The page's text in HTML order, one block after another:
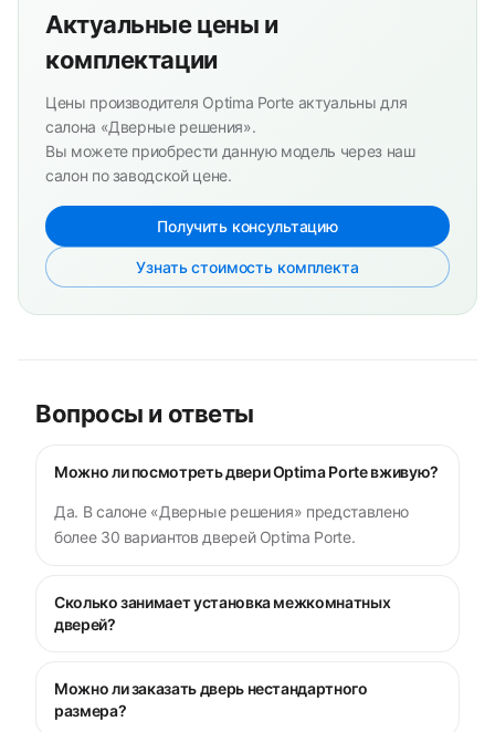
Актуальные цены и
комплектации
Цены производителя Optima Porte актуальны для
салона «Дверные решения».
Вы можете приобрести данную модель через наш
салон по заводской цене.
Получить консультацию
Узнать стоимость комплекта
Вопросы и ответы
Можно ли посмотреть двери Optima Porte вживую?
Да. В салоне «Дверные решения» представлено
более 30 вариантов дверей Optima Porte.
Сколько занимает установка межкомнатных
дверей?
Можно ли заказать дверь нестандартного
размера?